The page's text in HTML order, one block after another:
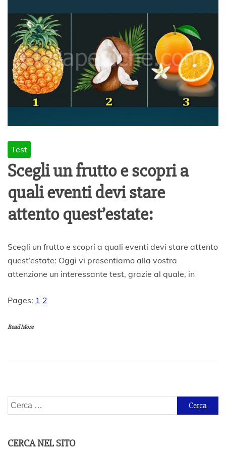
Test
Scegli un frutto e scopri a
quali eventi devi stare
attento quest’estate:
1
G
i
n
2
Scegli un frutto e scopri a quali eventi devi stare attento
quest’estate: Oggi vi presentiamo alla vostra
attenzione un interessante test, grazie al quale, in
Pages: 1 2
Read More
Ricerca
per:
CERCA NEL SITO